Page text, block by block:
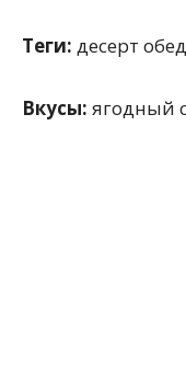
Теги: десерт
Вкусы: ягодный